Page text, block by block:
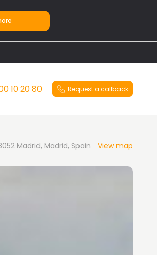
10 20 80 Request a callback
Madrid, Madrid, Spain View map